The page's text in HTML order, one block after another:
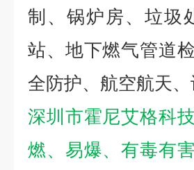
制、锅炉房、垃圾
站、地下燃气管道
全防护、航空航天、
深圳市霍尼艾格科
燃、易爆、有毒有